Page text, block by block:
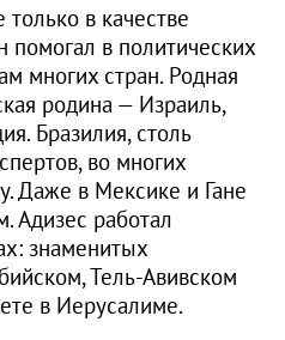
в качестве
помогал в политических
многих стран. Родная
родина — Израиль,
Бразилия, столь
во многих
Даже в Мексике и Гане
Адизес работал
знаменитых
Тель-Авивском
в Иеру­салиме.